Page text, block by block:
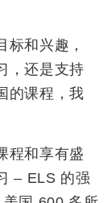
标和兴趣，
，还是支持
的课程，我
程和享有盛
– ELS 的强